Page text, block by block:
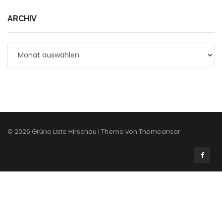
ARCHIV
© 2026 Grüne Liste Hirschau | Theme von Themeansar